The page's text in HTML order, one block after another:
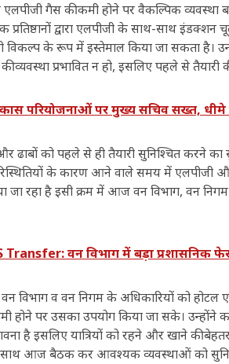
गैस की कमी होने पर वैकल्पिक व्यवस्था
द्वारा एलपीजी के साथ-साथ इंडक्शन
के रूप में इस्तेमाल किया जा सकता है।
व्यवस्था प्रभावित न हो, इसलिए पहले से
परियोजनाओं पर मुख्य सचिव सख्त, धीमे
ढाबों को पहले से ही तैयारी सुनिश्चित करने
के कारण आने वाले समय में एलपीजी
जा रहा है इसी क्रम में आज वन विभाग, वन
वन विभाग में बड़ा प्रशासनिक
विभाग व वन निगम के अधिकारियों को
होने पर उसका उपयोग किया जा सके। उन्होंने
है इसलिए यात्रियों को रहने और खाने की
साथ आज बैठक कर आवश्यक व्यवस्थाओं को